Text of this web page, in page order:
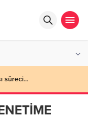
süreci…